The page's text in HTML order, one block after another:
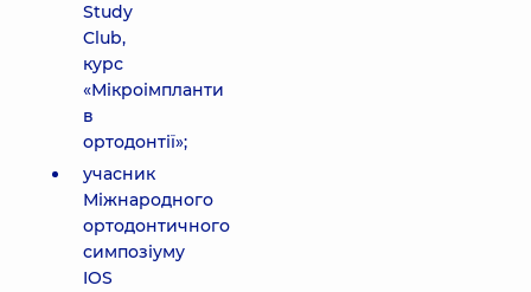
Study
Club,
курс
«Мікроімпланти
в
ортодонтії»;
учасник
Міжнародного
ортодонтичного
симпозіуму
IOS